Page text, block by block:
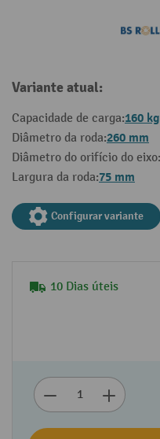
Variante atual:
Capacidade de carga:160 kg
Diâmetro da roda:260 mm
Diâmetro do orifício do eixo:
Largura da roda:75 mm
Configurar variante
10 Dias úteis